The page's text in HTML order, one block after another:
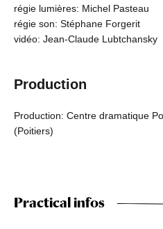
régie lumières: Michel Pasteau
régie son: Stéphane Forgerit
vidéo: Jean-Claude Lubtchansky
Production
Production: Centre dramatique
(Poitiers)
Practical infos